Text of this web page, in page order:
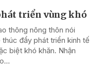
triển vùng khó
thông nông thôn nói
đẩy phát triển kinh tế
biệt khó khăn. Nhận